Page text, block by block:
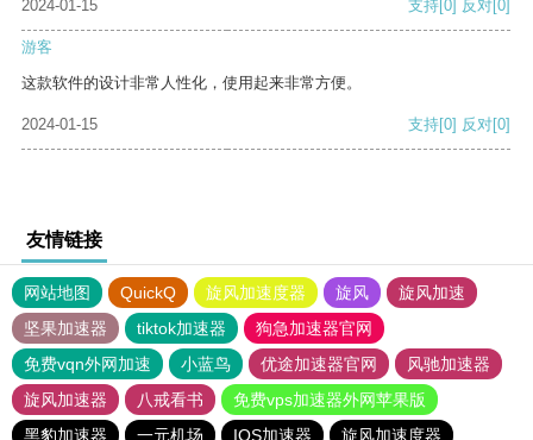
2024-01-15 支持[0] 反对[0]
游客
这款软件的设计非常人性化，使用起来非常方便。
2024-01-15 支持[0] 反对[0]
友情链接
网站地图 QuickQ 旋风加速度器 旋风
旋风加速
坚果加速器
tiktok加速器
狗急加速器官网
免费vqn外网加速
小蓝鸟 优途加速器官网
风驰加速器
旋风加速器
八戒看书
免费vps加速器外网苹果版
黑豹加速器
一元机场 IOS加速器 旋风加速度器